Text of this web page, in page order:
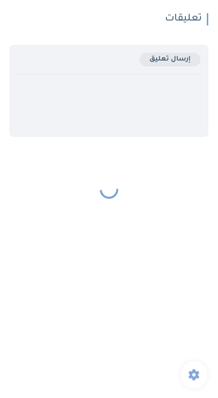
تعليقات
إرسال تعليق